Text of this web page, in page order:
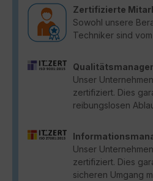
Zertifizierte
Sowohl unsere
Techniker sind
Unser
zertifiziert. Dies
reibungslosen
Unser
zertifiziert. Dies
sicheren Umgang